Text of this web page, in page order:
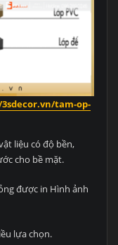
tam-op-
liệu có độ bền,
cho bề mặt.
được in Hình ảnh
lựa chọn.